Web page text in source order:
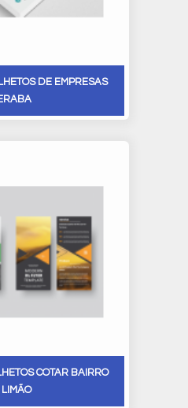
DE EMPRESAS
COTAR BAIRRO
LIMÃO